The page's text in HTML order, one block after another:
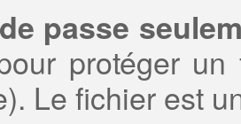
passe
protéger un
Le fichier est